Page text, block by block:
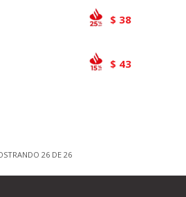
$ 38
$ 43
26 DE 26